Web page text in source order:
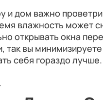
и дом важно
влажность может
открывать окна
так вы
себя гораздо лучше.